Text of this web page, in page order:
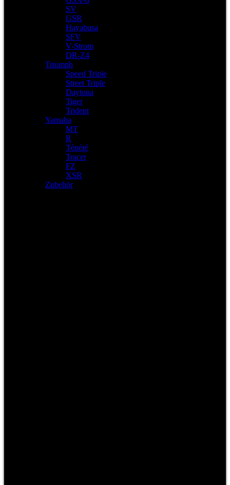
SV
GSR
Hayabusa
SFV
V-Strom
DR-Z4
Triumph
Speed Triple
Street Triple
Daytona
Tiger
Trident
Yamaha
MT
R
Ténéré
Tracer
FZ
XSR
Zubehör